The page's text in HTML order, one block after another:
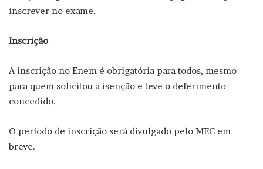
inscrever no exame.
Inscrição
A inscrição no Enem é obrigatória para todos, mesmo
para quem solicitou a isenção e teve o deferimento
concedido.
O período de inscrição será divulgado pelo MEC em
breve.